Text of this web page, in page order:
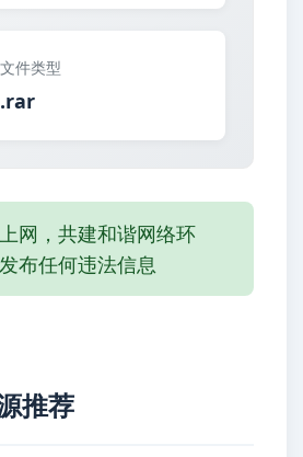
文件类型
.rar
网，共建和谐网络环
布任何违法信息
推荐